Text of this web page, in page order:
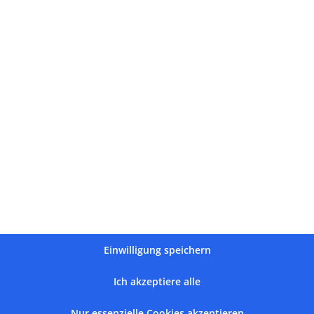
Einwilligung speichern
Ich akzeptiere alle